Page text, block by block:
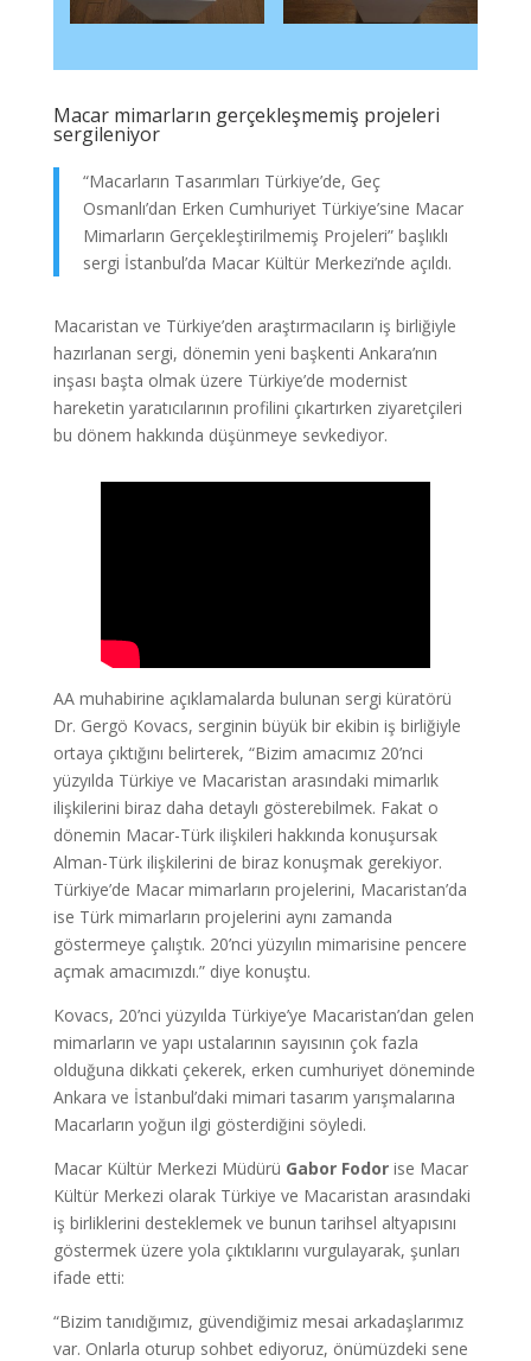
Macar mimarların gerçekleşmemiş projeleri
sergileniyor
“Macarların Tasarımları Türkiye’de, Geç
Osmanlı’dan Erken Cumhuriyet Türkiye’sine Macar
Mimarların Gerçekleştirilmemiş Projeleri” başlıklı
sergi İstanbul’da Macar Kültür Merkezi’nde açıldı.
Macaristan ve Türkiye’den araştırmacıların iş birliğiyle
hazırlanan sergi, dönemin yeni başkenti Ankara’nın
inşası başta olmak üzere Türkiye’de modernist
hareketin yaratıcılarının profilini çıkartırken ziyaretçileri
bu dönem hakkında düşünmeye sevkediyor.
AA muhabirine açıklamalarda bulunan sergi küratörü
Dr. Gergö Kovacs, serginin büyük bir ekibin iş birliğiyle
ortaya çıktığını belirterek, “Bizim amacımız 20’nci
yüzyılda Türkiye ve Macaristan arasındaki mimarlık
ilişkilerini biraz daha detaylı gösterebilmek. Fakat o
dönemin Macar-Türk ilişkileri hakkında konuşursak
Alman-Türk ilişkilerini de biraz konuşmak gerekiyor.
Türkiye’de Macar mimarların projelerini, Macaristan’da
ise Türk mimarların projelerini aynı zamanda
göstermeye çalıştık. 20’nci yüzyılın mimarisine pencere
açmak amacımızdı.” diye konuştu.
Kovacs, 20’nci yüzyılda Türkiye’ye Macaristan’dan gelen
mimarların ve yapı ustalarının sayısının çok fazla
olduğuna dikkati çekerek, erken cumhuriyet döneminde
Ankara ve İstanbul’daki mimari tasarım yarışmalarına
Macarların yoğun ilgi gösterdiğini söyledi.
Macar Kültür Merkezi Müdürü Gabor Fodorise Macar
Kültür Merkezi olarak Türkiye ve Macaristan arasındaki
iş birliklerini desteklemek ve bunun tarihsel altyapısını
göstermek üzere yola çıktıklarını vurgulayarak, şunları
ifade etti:
“Bizim tanıdığımız, güvendiğimiz mesai arkadaşlarımız
var. Onlarla oturup sohbet ediyoruz, önümüzdeki sene